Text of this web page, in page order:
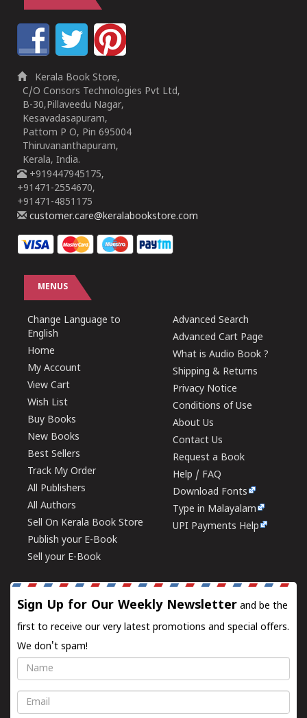
Kerala Book Store,
C/O Consors Technologies Pvt Ltd,
B-30,Pillaveedu Nagar,
Kesavadasapuram,
Pattom P O, Pin 695004
Thiruvananthapuram,
Kerala, India.
+919447945175,
+91471-2554670,
+91471-4851175
customer.care@keralabookstore.com
MENUS
Change Language to
English
Home
My Account
View Cart
Wish List
Buy Books
New Books
Best Sellers
Track My Order
All Publishers
All Authors
Sell On Kerala Book Store
Publish your E-Book
Sell your E-Book
Advanced Search
Advanced Cart Page
What is Audio Book ?
Shipping & Returns
Privacy Notice
Conditions of Use
About Us
Contact Us
Request a Book
Help / FAQ
Download Fonts
Type in Malayalam
UPI Payments Help
Sign Up for Our Weekly Newsletter and be the
first to receive our very latest promotions and special offers.
We don't spam!
Name
Email